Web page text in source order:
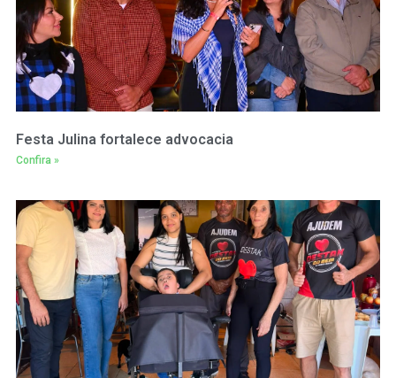
Festa Julina fortalece advocacia
Confira »